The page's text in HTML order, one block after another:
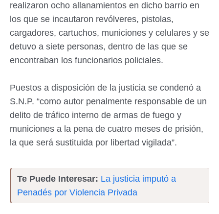
realizaron ocho allanamientos en dicho barrio en
los que se incautaron revólveres, pistolas,
cargadores, cartuchos, municiones y celulares y se
detuvo a siete personas, dentro de las que se
encontraban los funcionarios policiales.
Puestos a disposición de la justicia se condenó a
S.N.P. “como autor penalmente responsable de un
delito de tráfico interno de armas de fuego y
municiones a la pena de cuatro meses de prisión,
la que será sustituida por libertad vigilada”.
Te Puede Interesar: La justicia imputó a
Penadés por Violencia Privada